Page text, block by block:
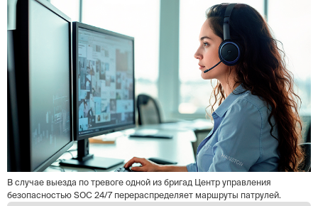
В случае выезда по тревоге одной из бригад Центр управления
безопасностью SOC 24/7 перераспределяет маршруты патрулей.